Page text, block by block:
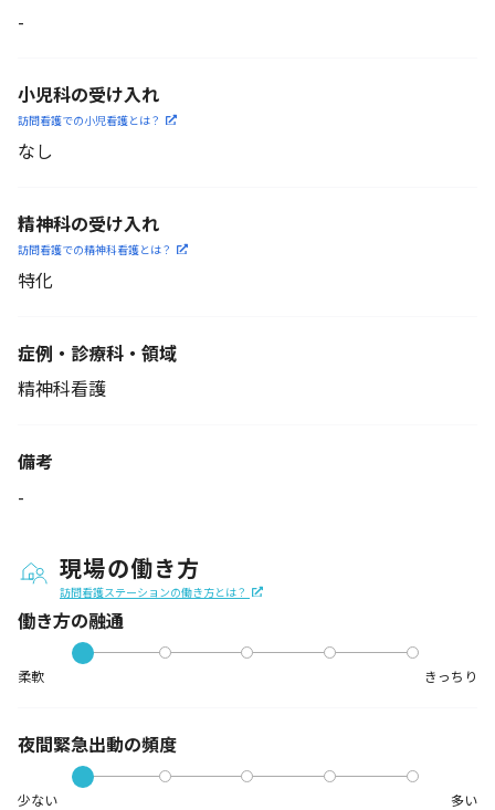
-
小児科の受け入れ
訪問看護での小児看護とは？
なし
精神科の受け入れ
訪問看護での精神科看護とは？
特化
症例・診療科・ 領域
精神科看護
備考
-
現場の働き方
訪問看護ステーションの働き方とは？
働き方の融通
柔軟 きっちり
夜間緊急出動の頻度
少ない 多い